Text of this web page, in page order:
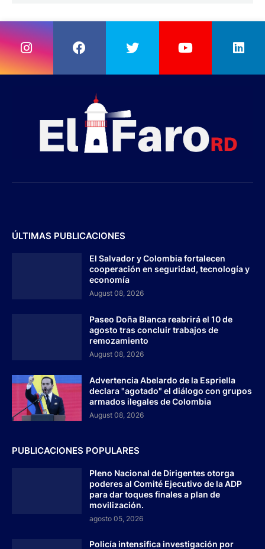
ÚLTIMAS PUBLICACIONES
El Salvador y Colombia fortalecen
cooperación en seguridad, tecnología y
economía
August 08, 2026
Paseo Doña Blanca reabrirá el 10 de
agosto tras concluir trabajos de
remozamiento
August 08, 2026
Advertencia Abelardo de la Espriella
declara "agotado" el diálogo con grupos
armados ilegales de Colombia
August 08, 2026
PUBLICACIONES POPULARES
Pleno Nacional de Dirigentes otorga
poderes al Comité Ejecutivo de la ADP
para dar toques finales a plan de
movilización.
agosto 05, 2026
Policía intensifica investigación por